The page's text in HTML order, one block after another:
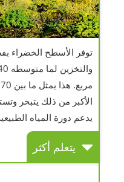
توفر الأسطح الخضراء
الأكبر من ذلك يتبخر
يدعم دورة المياه
يتعلم أكثر